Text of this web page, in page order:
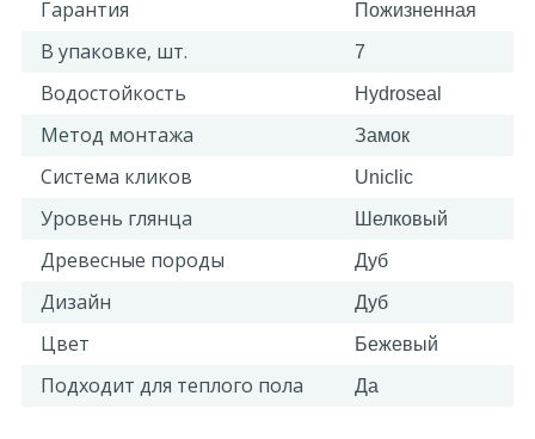
Гарантия Пожизненная
В упаковке, шт. 7
Водостойкость Hydroseal
Метод монтажа Замок
Система кликов Uniclic
Уровень глянца Шелковый
Древесные породы Дуб
Дизайн Дуб
Цвет Бежевый
Подходит для теплого пола Да